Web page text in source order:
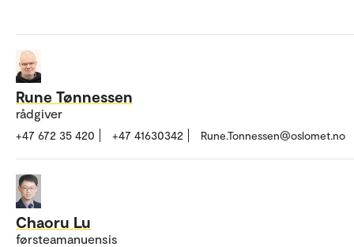
Rune Tønnessen
rådgiver
+47 672 35 420 +47 41630342 Rune.Tonnessen@oslomet.no
Chaoru Lu
førsteamanuensis